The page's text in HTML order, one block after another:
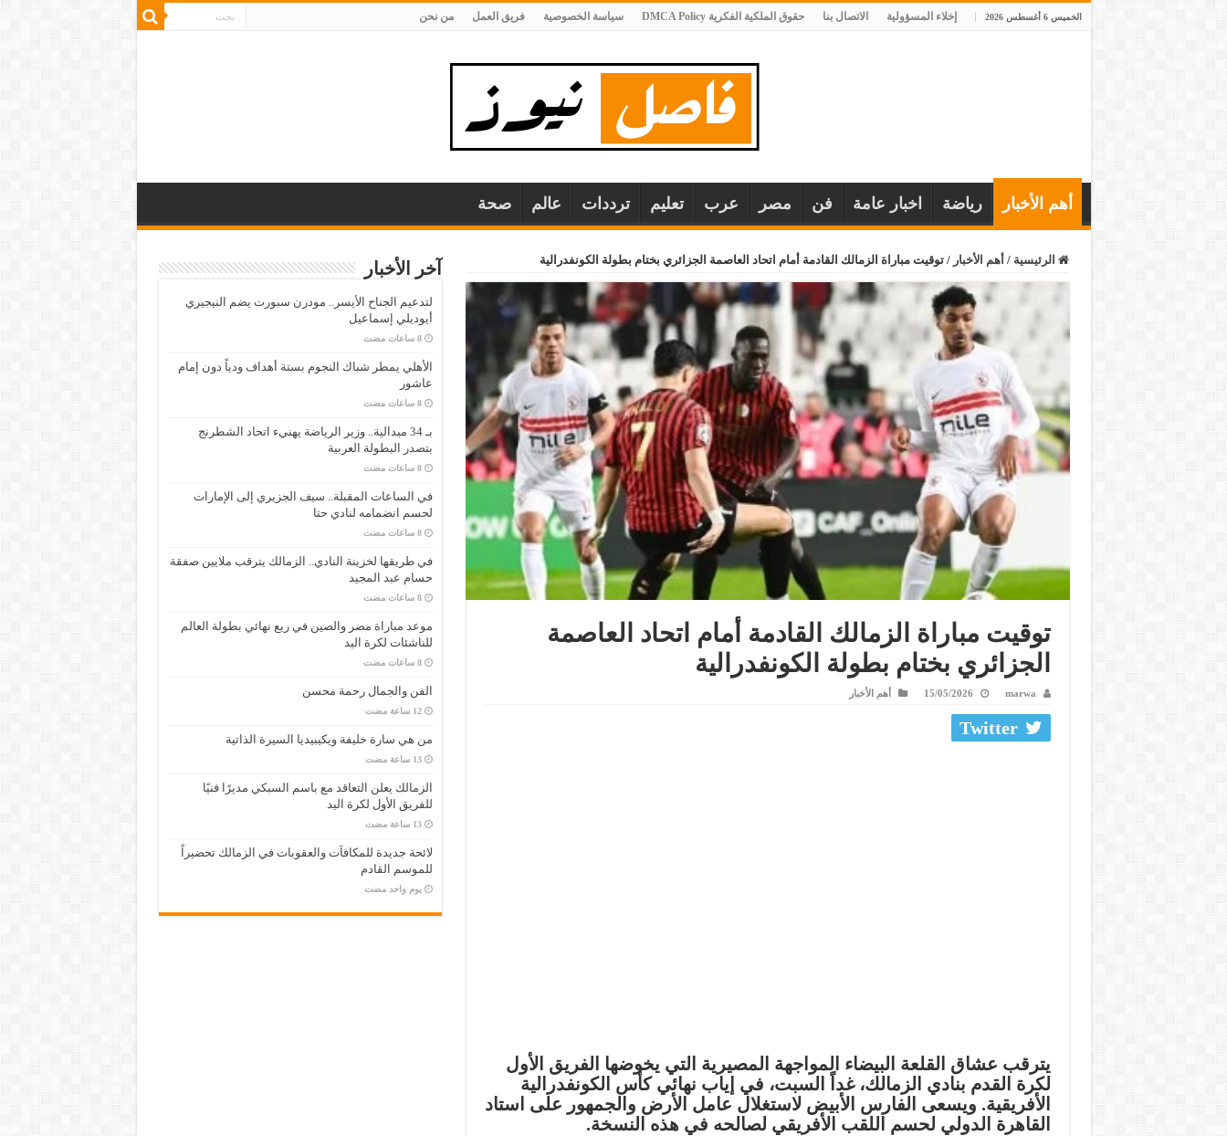
الخميس 6 أغسطس 2026 إخلاء المسؤولية الاتصال بنا حقوق الملكية الفكرية DMCA Policy سياسة الخصوصية فريق العمل من نحن
أهم الأخبار رياضة اخبار عامة فن مصر عرب تعليم ترددات عالم صحة
الرئيسية / أهم الأخبار / توقيت مباراة الزمالك القادمة أمام اتحاد العاصمة الجزائري بختام بطولة الكونفدرالية
توقيت مباراة الزمالك القادمة أمام اتحاد العاصمة
الجزائري بختام بطولة الكونفدرالية
marwa
15/05/2026 أهم الأخبار
Twitter
يترقب عشاق القلعة البيضاء المواجهة المصيرية التي يخوضها الفريق الأول
لكرة القدم بنادي الزمالك، غداً السبت، في إياب نهائي كأس الكونفدرالية
الأفريقية. ويسعى الفارس الأبيض لاستغلال عامل الأرض والجمهور على استاد
القاهرة الدولي لحسم اللقب الأفريقي لصالحه في هذه النسخة.
آخر الأخبار
لتدعيم الجناح الأيسر.. مودرن سبورت يضم النيجيري
أيوديلي إسماعيل
‏8 ساعات مضت
الأهلي يمطر شباك النجوم بستة أهداف ودياً دون إمام
عاشور
‏8 ساعات مضت
بـ 34 ميدالية.. وزير الرياضة يهنيء اتحاد الشطرنج
بتصدر البطولة العربية
‏8 ساعات مضت
في الساعات المقبلة.. سيف الجزيري إلى الإمارات
لحسم انضمامه لنادي حتا
‏8 ساعات مضت
في طريقها لخزينة النادي.. الزمالك يترقب ملايين صفقة
حسام عبد المجيد
‏8 ساعات مضت
موعد مباراة مصر والصين في ربع نهائي بطولة العالم
للناشئات لكرة اليد
‏8 ساعات مضت
الفن والجمال رحمة محسن
‏12 ساعة مضت
من هي سارة خليفة ويكيبيديا السيرة الذاتية
‏13 ساعة مضت
الزمالك يعلن التعاقد مع باسم السبكي مديرًا فنيًا
للفريق الأول لكرة اليد
‏13 ساعة مضت
لائحة جديدة للمكافآت والعقوبات في الزمالك تحضيراً
للموسم القادم
‏يوم واحد مضت